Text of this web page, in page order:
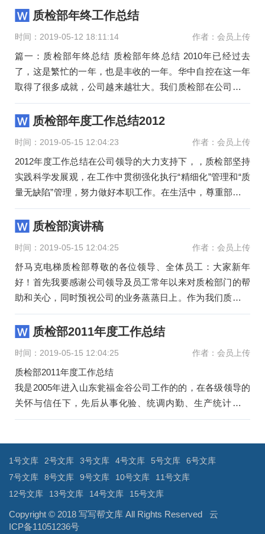
质检部年终工作总结
时间：2019-05-12 18:11:14 作者：会员上传
篇一：质检部年终总结 质检部年终总结 2010年已经过去
了，这是繁忙的一年，也是丰收的一年。华中自控在这一年
取得了很多成就，公司越来越壮大。我们质检部在公司的领
导下，成功的完
质检部年度工作总结2012
时间：2019-05-15 12:04:23 作者：会员上传
2012年度工作总结在公司领导的大力支持下，，质检部坚持
实践科学发展观，在工作中贯彻强化执行“精细化”管理和“质
量无缺陷”管理，努力做好本职工作。在生活中，尊重部门员
工，关心员
质检部演讲稿
时间：2019-05-15 12:04:25 作者：会员上传
舒马克电梯质检部尊敬的各位领导、全体员工：大家新年
好！首先我要感谢公司领导及员工常年以来对质检部门的帮
助和关心，同时预祝公司的业务蒸蒸日上。作为我们质检部
门: 虽然质检
质检部2011年度工作总结
时间：2019-05-15 12:04:25 作者：会员上传
质检部2011年度工作总结
我是2005年进入山东瓮福金谷公司工作的的，在各级领导的
关怀与信任下，先后从事化验、统调内勤、生产统计等工
作。可以说，我是伴随着公司的发展，一步一步
章
航
1号文库 2号文库 3号文库 4号文库 5号文库
6号文库
7号文库
8号文库 9号文库 10号文库
11号文库
12号文库
13号文库 14号文库 15号文库
Copyright © 2018 写写帮文库 All Rights Reserved 云
ICP备11051236号